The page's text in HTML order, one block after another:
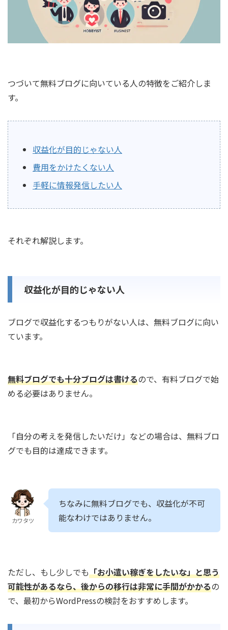
つづいて無料ブログに向いている人の特徴をご紹介しま
す。
収益化が目的じゃない人
費用をかけたくない人
手軽に情報発信したい人
それぞれ解説します。
収益化が目的じゃない人
ブログで収益化するつもりがない人は、無料ブログに向い
ています。
無料ブログでも十分ブログは書けるので、有料ブログで始
める必要はありません。
「自分の考えを発信したいだけ」などの場合は、無料ブロ
グでも目的は達成できます。
カワタツ
ちなみに無料ブログでも、収益化が不可
能なわけではありません。
ただし、もし少しでも「お小遣い稼ぎをしたいな」と思う
可能性があるなら、後からの移行は非常に手間がかかるの
で、最初からWordPressの検討をおすすめします。